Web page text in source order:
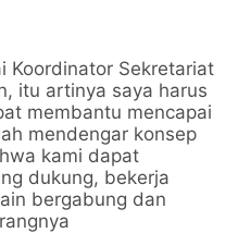
Koordinator Sekretariat
itu artinya saya harus
membantu mencapai
mendengar konsep
kami dapat
dukung, bekerja
bergabung dan